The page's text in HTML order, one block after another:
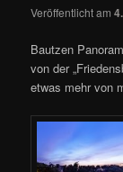
Veröffentlicht am
Bautzen
von der
etwas mehr von